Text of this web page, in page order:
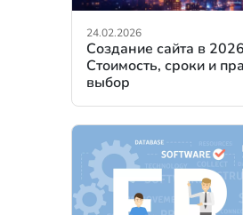
24.02.2026
Создание сайта в
Стоимость, сроки и
выбор